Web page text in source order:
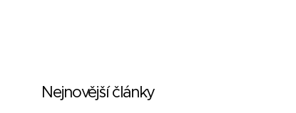
Nejnovější články